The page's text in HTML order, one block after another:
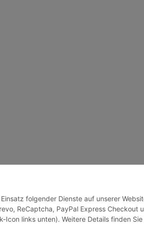
folgender Dienste auf unserer
ReCaptcha, PayPal Express Checkout
links unten). Weitere Details finden